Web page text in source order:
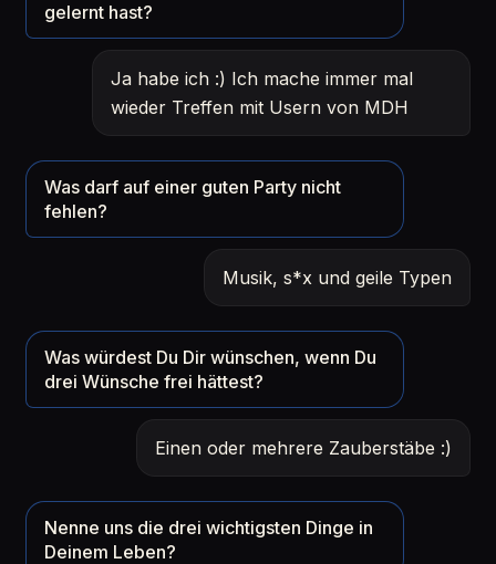
gelernt hast?
Ja habe ich :) Ich mache immer mal
wieder Treffen mit Usern von MDH
Was darf auf einer guten Party nicht
fehlen?
Musik, s*x und geile Typen
Was würdest Du Dir wünschen, wenn Du
drei Wünsche frei hättest?
Einen oder mehrere Zauberstäbe :)
Nenne uns die drei wichtigsten Dinge in
Deinem Leben?